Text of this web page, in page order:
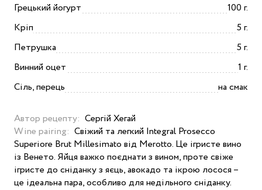
Грецький йогурт
100 г.
Кріп
5 г.
Петрушка
5 г.
Винний оцет
1 г.
Сіль, перець
на смак
Автор рецепту: Сергій Хегай
Wine pairing: Свіжий та легкий Integral Prosecco
Superiore Brut Millesimato від Merotto. Це ігристе вино
із Венето. Яйця важко поєднати з вином, проте свіже
ігристе до сніданку з яєць, авокадо та ікрою лосося –
це ідеальна пара, особливо для недільного сніданку.